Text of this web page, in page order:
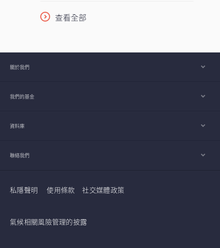
元分散配置增長型、價值型及收益型股票。
在《2026年下半年展望》中，亞洲區多元資
闡釋了本基金的獨特架構，如何在市場周期
查看全部
關於我們
我們的基金
資料庫
聯絡我們
私隱聲明 使用條款 社交媒體政策
氣候相關風險管理的披露